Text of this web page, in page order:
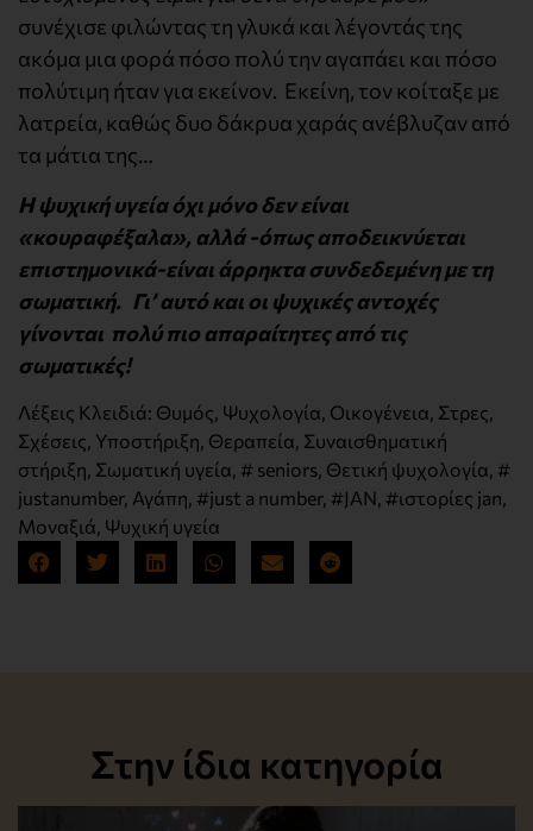
συνέχισε φιλώντας τη γλυκά και λέγοντάς της
ακόμα μια φορά πόσο πολύ την αγαπάει και πόσο
πολύτιμη ήταν για εκείνον. Εκείνη, τον κοίταξε με
λατρεία, καθώς δυο δάκρυα χαράς ανέβλυζαν από
τα μάτια της…
Η ψυχική υγεία όχι μόνο δεν είναι
«κουραφέξαλα», αλλά -όπως αποδεικνύεται
επιστημονικά-είναι άρρηκτα συνδεδεμένη με τη
σωματική. Γι’ αυτό και οι ψυχικές αντοχές
γίνονται πολύ πιο απαραίτητες από τις
σωματικές!
Λέξεις Κλειδιά: Θυμός, Ψυχολογία, Οικογένεια, Στρες,
Σχέσεις, Υποστήριξη, Θεραπεία, Συναισθηματική
στήριξη, Σωματική υγεία, # seniors, Θετική ψυχολογία, #
justanumber, Αγάπη, #just a number, #JAN, #ιστορίες jan,
Μοναξιά, Ψυχική υγεία
Στην ίδια κατηγορία